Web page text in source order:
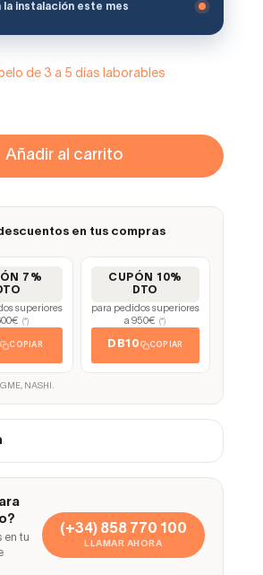
la instalación este mes
de 3 a 5 días laborables
Añadir al carrito
en tus compras
7%
superiores
(*)
COPIAR
CUPÓN 10%
DTO
para pedidos superiores
a 950€
(*)
DB10 COPIAR
NASHI.
en tu
(+34) 858 770 100
LLAMAR AHORA